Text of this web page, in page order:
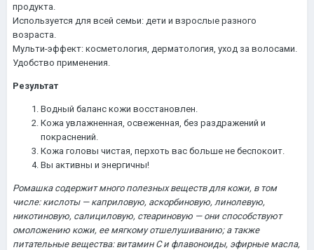
продукта.
Используется для всей семьи: дети и взрослые разного
возраста.
Мульти-эффект: косметология, дерматология, уход за волосами.
Удобство применения.
Результат
Водный баланс кожи восстановлен.
Кожа увлажненная, освеженная, без раздражений и
покраснений.
Кожа головы чистая, перхоть вас больше не беспокоит.
Вы активны и энергичны!
Ромашка содержит много полезных веществ для кожи, в том
числе: кислоты — каприловую, аскорбиновую, линолевую,
никотиновую, салициловую, стеариновую — они способствуют
омоложению кожи, ее мягкому отшелушиванию; а также
питательные вещества: витамин С и флавоноиды, эфирные масла,